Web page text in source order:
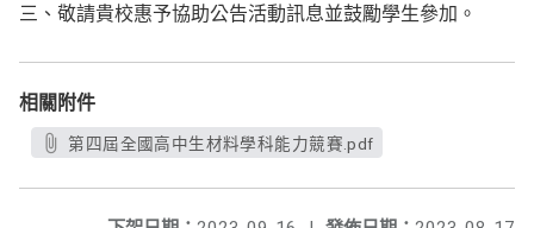
三、敬請貴校惠予協助公告活動訊息並鼓勵學生參加。
相關附件
第四屆全國高中生材料學科能力競賽.pdf